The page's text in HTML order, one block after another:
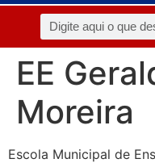
EE
Moreira
Escola Municipal de